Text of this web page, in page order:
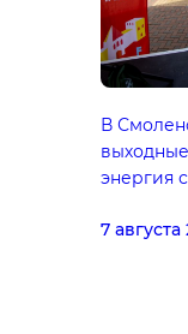
В
энергия
7 августа